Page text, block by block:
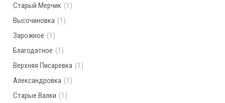
Старый Мерчик (1)
Высочиновка (1)
Зарожное (1)
Благодатное (1)
Верхняя Писаревка (1)
Александровка (1)
Старые Валки (1)